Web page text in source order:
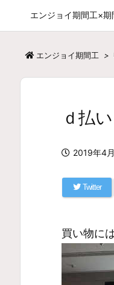
エンジョイ期間工×
エンジョイ期間工 >
ｄ払
2019年4
Twitter
買い物に